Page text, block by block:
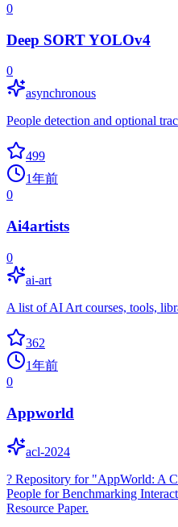
0
Deep SORT YOLOv4
0
asynchronous
People detection and optional
499
1年前
0
Ai4artists
0
ai-art
A list of AI Art courses, tools,
362
1年前
0
Appworld
acl-2024
? Repository for "AppWorld: A
People for Benchmarking
Resource Paper.